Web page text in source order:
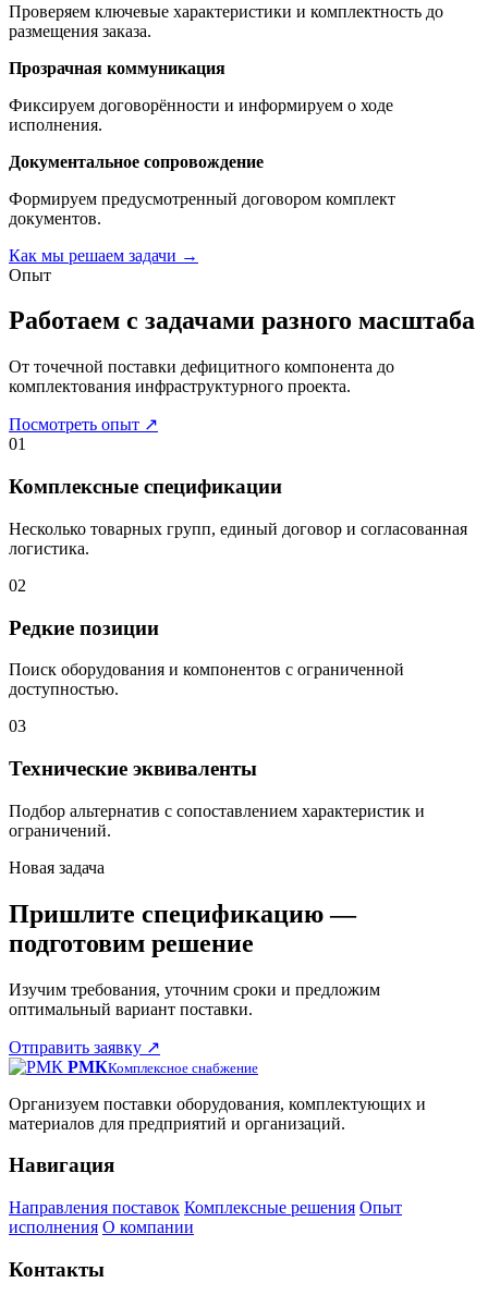
Проверяем ключевые характеристики и комплектность до
размещения заказа.
Прозрачная коммуникация
Фиксируем договорённости и информируем о ходе
исполнения.
Документальное сопровождение
Формируем предусмотренный договором комплект
документов.
Как мы решаем задачи →
Опыт
Работаем с задачами разного масштаба
От точечной поставки дефицитного компонента до
комплектования инфраструктурного проекта.
Посмотреть опыт ↗
01
Комплексные спецификации
Несколько товарных групп, единый договор и согласованная
логистика.
02
Редкие позиции
Поиск оборудования и компонентов с ограниченной
доступностью.
03
Технические эквиваленты
Подбор альтернатив с сопоставлением характеристик и
ограничений.
Новая задача
Пришлите спецификацию —
подготовим решение
Изучим требования, уточним сроки и предложим
оптимальный вариант поставки.
Отправить заявку ↗
РМККомплексное снабжение
Организуем поставки оборудования, комплектующих и
материалов для предприятий и организаций.
Навигация
Направления поставок Комплексные решения Опыт
исполнения О компании
Контакты